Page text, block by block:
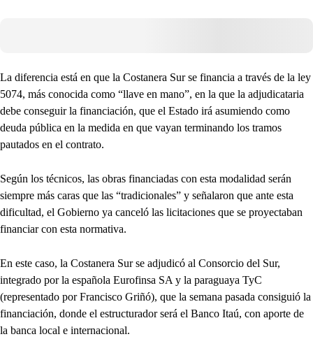
La diferencia está en que la Costanera Sur se financia a través de la ley
5074, más conocida como “llave en mano”, en la que la adjudicataria
debe conseguir la financiación, que el Estado irá asumiendo como
deuda pública en la medida en que vayan terminando los tramos
pautados en el contrato.
Según los técnicos, las obras financiadas con esta modalidad serán
siempre más caras que las “tradicionales” y señalaron que ante esta
dificultad, el Gobierno ya canceló las licitaciones que se proyectaban
financiar con esta normativa.
En este caso, la Costanera Sur se adjudicó al Consorcio del Sur,
integrado por la española Eurofinsa SA y la paraguaya TyC
(representado por Francisco Griñó), que la semana pasada consiguió la
financiación, donde el estructurador será el Banco Itaú, con aporte de
la banca local e internacional.